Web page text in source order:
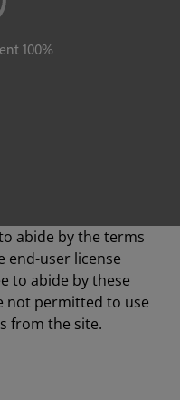
abide by the terms
end-user license
to abide by these
not permitted to use
from the site.